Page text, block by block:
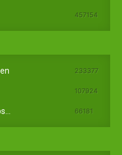
457154
233377
107924
66181